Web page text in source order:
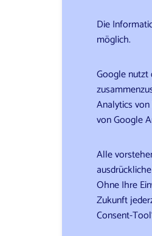
Die
möglich.
Google nutzt
Analytics
von Google
Alle
Ohne Ihre
Zukunft
Consent-